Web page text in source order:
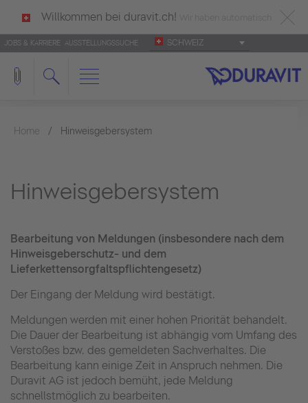
Willkommen bei duravit.ch!
deutsch als Ihre Sprache erkannt.
Français Italiano
JOBS & KARRIERE AUSSTELLUNGSSUCHE SCHWEIZ
Home Hinweisgebersystem
Hinweisgebersystem
Bearbeitung von Meldungen (insbesondere nach dem
Hinweisgeberschutz- und dem
Lieferkettensorgfaltspflichtengesetz)
Der Eingang der Meldung wird bestätigt.
Meldungen werden mit einer hohen Priorität behandelt.
Die Dauer der Bearbeitung ist abhängig vom Umfang des
Verstoßes bzw. des gemeldeten Sachverhaltes. Die
Bearbeitung kann einige Zeit in Anspruch nehmen. Die
Duravit AG ist jedoch bemüht, jede Meldung
schnellstmöglich zu bearbeiten.